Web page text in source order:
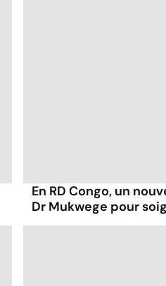
En RD Congo, un
Dr Mukwege pour